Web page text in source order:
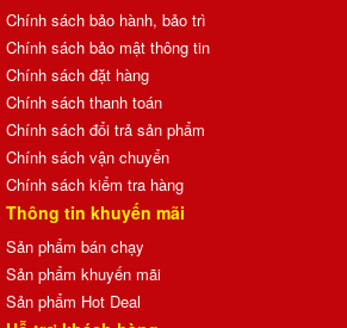
Chính sách bảo hành, bảo trì
Chính sách bảo mật thông tin
Chính sách đặt hàng
Chính sách thanh toán
Chính sách đổi trả sản phẩm
Chính sách vận chuyển
Chính sách kiểm tra hàng
Thông tin khuyến mãi
Sản phẩm bán chạy
Sản phẩm khuyến mãi
Sản phẩm Hot Deal